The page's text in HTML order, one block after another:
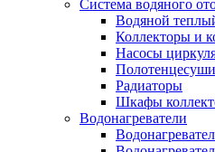
Система водяного
Водяной
Коллекторы и
Насосы
Радиаторы
Шкафы
Водонагреватели